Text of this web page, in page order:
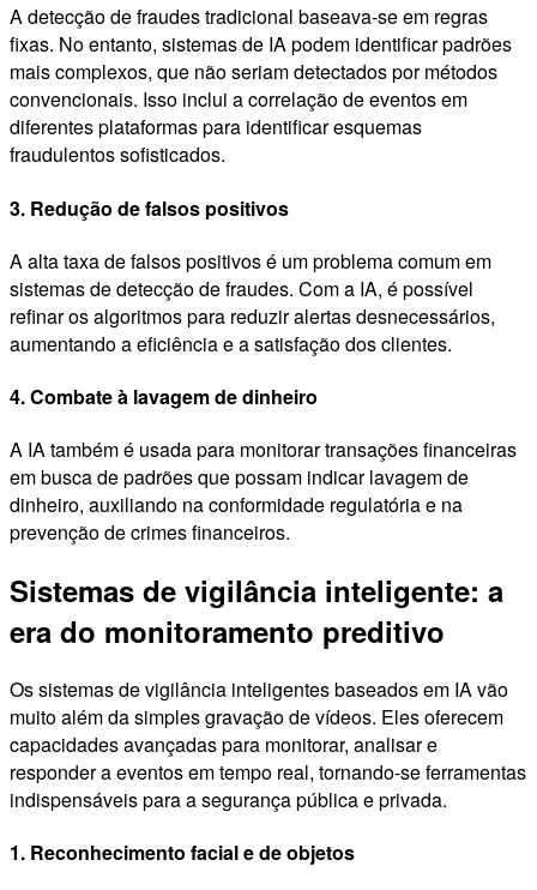
A detecção de fraudes tradicional baseava-se em regras
fixas. No entanto, sistemas de IA podem identificar padrões
mais complexos, que não seriam detectados por métodos
convencionais. Isso inclui a correlação de eventos em
diferentes plataformas para identificar esquemas
fraudulentos sofisticados.
3. Redução de falsos positivos
A alta taxa de falsos positivos é um problema comum em
sistemas de detecção de fraudes. Com a IA, é possível
refinar os algoritmos para reduzir alertas desnecessários,
aumentando a eficiência e a satisfação dos clientes.
4. Combate à lavagem de dinheiro
A IA também é usada para monitorar transações financeiras
em busca de padrões que possam indicar lavagem de
dinheiro, auxiliando na conformidade regulatória e na
prevenção de crimes financeiros.
Sistemas de vigilância inteligente: a
era do monitoramento preditivo
Os sistemas de vigilância inteligentes baseados em IA vão
muito além da simples gravação de vídeos. Eles oferecem
capacidades avançadas para monitorar, analisar e
responder a eventos em tempo real, tornando-se ferramentas
indispensáveis para a segurança pública e privada.
1. Reconhecimento facial e de objetos